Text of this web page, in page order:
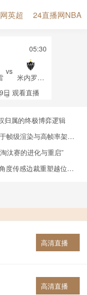
英超 24直播网NBA
05:30
vs
米内罗竞
技
日 观看直播
归属的终极博弈逻辑
帧级渲染与高帧率架构
汰赛的进化与重启”
度传感边裁重塑越位判
高清直播
高清直播